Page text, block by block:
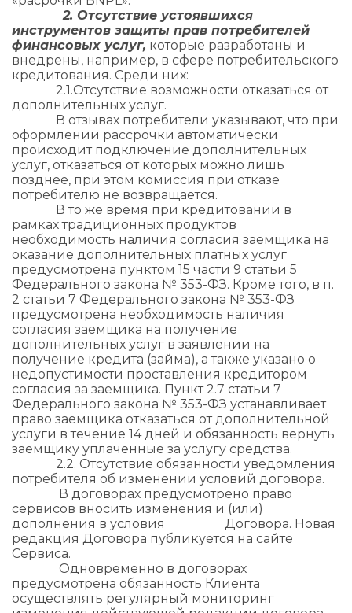
2. Отсутствие устоявшихся
инструментов защиты прав потребителей
финансовых услуг, которые разработаны и
внедрены, например, в сфере потребительского
кредитования. Среди них:
2.1.​Отсутствие возможности отказаться от
дополнительных услуг.
В отзывах потребители указывают, что при
оформлении рассрочки автоматически
происходит подключение дополнительных
услуг, отказаться от которых можно лишь
позднее, при этом комиссия при отказе
потребителю не возвращается.
В то же время при кредитовании в
рамках традиционных продуктов
необходимость наличия согласия заемщика на
оказание дополнительных платных услуг
предусмотрена пунктом 15 части 9 статьи 5
Федерального закона № 353-ФЗ. Кроме того, в п.
2 статьи 7 Федерального закона № 353-ФЗ
предусмотрена необходимость наличия
согласия заемщика на получение
дополнительных услуг в заявлении на
получение кредита (займа), а также указано о
недопустимости проставления кредитором
согласия за заемщика. Пункт 2.7 статьи 7
Федерального закона № 353-ФЗ устанавливает
право заемщика отказаться от дополнительной
услуги в течение 14 дней и обязанность вернуть
заемщику уплаченные за услугу средства.
2.2. Отсутствие обязанности уведомления
потребителя об изменении условий договора.
В договорах предусмотрено право
сервисов вносить изменения и (или)
дополнения в условия Договора. Новая
редакция Договора публикуется на сайте
Сервиса.
Одновременно в договорах
предусмотрена обязанность Клиента
осуществлять регулярный мониторинг